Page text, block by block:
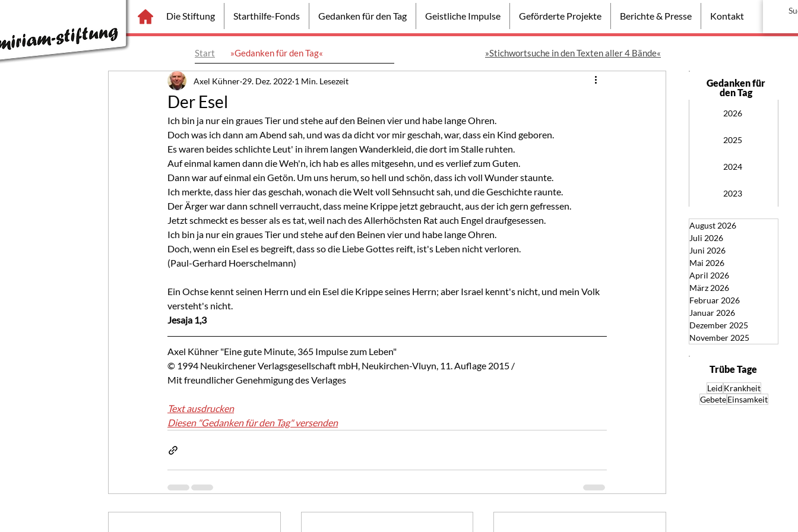
Die Stiftung Starthilfe-Fonds Gedanken für den Tag Geistliche Impulse Geförderte Projekte Berichte & Presse Kontakt
Start »Gedanken für den Tag«
Der Esel
Axel Kühner 29. Dez. 2022 1 Min. Lesezeit
Ich bin ja nur ein graues Tier und stehe auf den Beinen vier und habe lange Ohren.
Doch was ich dann am Abend sah, und was da dicht vor mir geschah, war, dass ein Kind geboren.
Es waren beides schlichte Leut' in ihrem langen Wanderkleid, die dort im Stalle ruhten.
Auf einmal kamen dann die Weh'n, ich hab es alles mitgesehn, und es verlief zum Guten.
Dann war auf einmal ein Getön. Um uns herum, so hell und schön, dass ich voll Wunder staunte.
Ich merkte, dass hier das geschah, wonach die Welt voll Sehnsucht sah, und die Geschichte raunte.
Der Ärger war dann schnell verraucht, dass meine Krippe jetzt gebraucht, aus der ich gern gefressen.
Jetzt schmeckt es besser als es tat, weil nach des Allerhöchsten Rat auch Engel draufgesessen.
Ich bin ja nur ein graues Tier und stehe auf den Beinen vier und habe lange Ohren.
Doch, wenn ein Esel es begreift, dass so die Liebe Gottes reift, ist's Leben nicht verloren.
(Paul-Gerhard Hoerschelmann)
Ein Ochse kennt seinen Herrn und ein Esel die Krippe seines Herrn; aber Israel kennt's nicht, und mein Volk
versteht's nicht.
Jesaja 1,3
Axel Kühner "Eine gute Minute, 365 Impulse zum Leben"
© 1994 Neukirchener Verlagsgesellschaft mbH, Neukirchen-Vluyn, 11. Auflage 2015 /
Mit freundlicher Genehmigung des Verlages
Text ausdrucken
Diesen "Gedanken für den Tag" versenden
Gedanken für
den Tag
2026
2025
2024
2023
August 2026
Juli 2026
Juni 2026
Mai 2026
April 2026
März 2026
Februar 2026
Januar 2026
Dezember 2025
November 2025
»Stichwortsuche in den Texten aller 4 Bände«
Trübe Tage
Leid Krankheit
Gebete Einsamkeit